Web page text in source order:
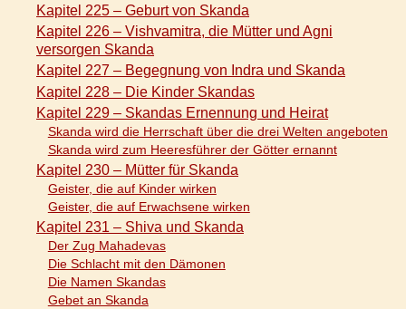
Kapitel 225 – Geburt von Skanda
Kapitel 226 – Vishvamitra, die Mütter und Agni
versorgen Skanda
Kapitel 227 – Begegnung von Indra und Skanda
Kapitel 228 – Die Kinder Skandas
Kapitel 229 – Skandas Ernennung und Heirat
Skanda wird die Herrschaft über die drei Welten angeboten
Skanda wird zum Heeresführer der Götter ernannt
Kapitel 230 – Mütter für Skanda
Geister, die auf Kinder wirken
Geister, die auf Erwachsene wirken
Kapitel 231 – Shiva und Skanda
Der Zug Mahadevas
Die Schlacht mit den Dämonen
Die Namen Skandas
Gebet an Skanda